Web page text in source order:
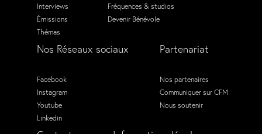
Interviews
Émissions
Thémas
Fréquences & studios
Devenir Bénévole
Nos Réseaux sociaux
Facebook
Instagram
Youtube
Linkedin
Partenariat
Nos partenaires
Communiquer sur CFM
Nous soutenir